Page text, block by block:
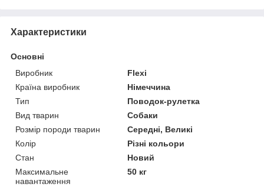
Характеристики
Основні
Виробник
Flexi
Країна виробник
Німеччина
Тип
Поводок-рулетка
Вид тварин
Собаки
Розмір породи тварин
Середні, Великі
Колір
Різні кольори
Стан
Новий
Максимальне
навантаження
50 кг